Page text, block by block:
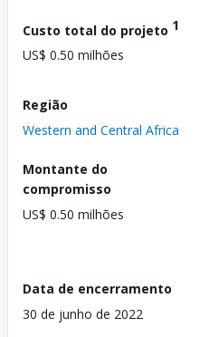
Custo total do projeto 1
US$ 0.50 milhões
Região
Western and Central Africa
Montante do
compromisso
US$ 0.50 milhões
Data de encerramento
30 de junho de 2022